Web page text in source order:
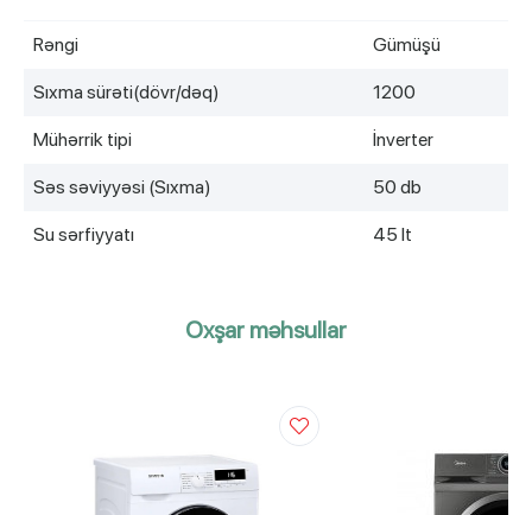
Rəngi Gümüşü
Sıxma sürəti(dövr/dəq) 1200
Mühərrik tipi İnverter
Səs səviyyəsi (Sıxma) 50 db
Su sərfiyyatı 45 lt
Oxşar məhsullar